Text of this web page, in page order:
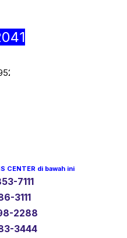
CENTER di bawah ini
7111
3111
2288
3444